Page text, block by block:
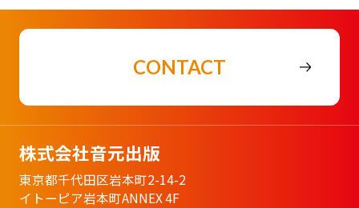
CONTACT
株式会社音元出版
東京都千代田区岩本町2-14-2
イトーピア岩本町ANNEX 4F